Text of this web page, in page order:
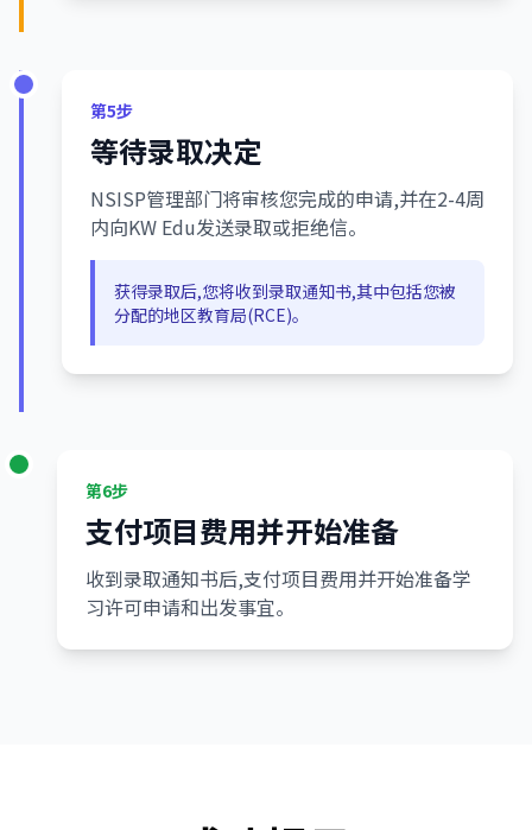
第5步
等待录取决定
NSISP管理部门将审核您完成的申请,并在2-4周
内向KW Edu发送录取或拒绝信。
获得录取后,您将收到录取通知书,其中包括您被
分配的地区教育局(RCE)。
第6步
支付项目费用并开始准备
收到录取通知书后,支付项目费用并开始准备学
习许可申请和出发事宜。